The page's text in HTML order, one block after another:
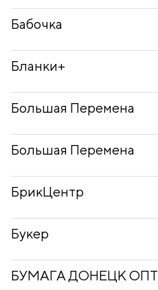
Бабочка
Бланки+
Большая Перемена
Большая Перемена
БрикЦентр
Букер
БУМАГА ДОНЕЦК ОПТ